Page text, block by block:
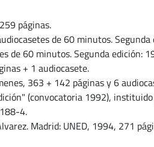
páginas.
de 60 minutos.
de 60 minutos. Segunda edición:
+ 1 audiocasete.
363 + 142 páginas y 6
(convocatoria 1992),
4.
Madrid: UNED, 1994, 271